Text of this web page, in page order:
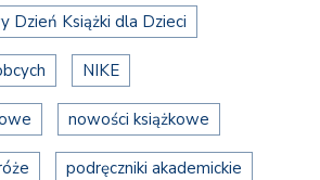
Dzień Książki dla Dzieci
NIKE
nowości książkowe
podręczniki akademickie